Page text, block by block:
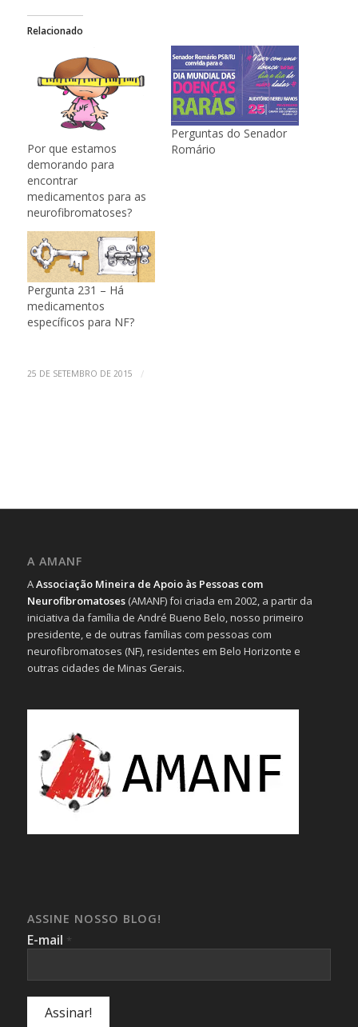
Relacionado
Por que estamos
demorando para
encontrar
medicamentos para as
neurofibromatoses?
Perguntas do Senador
Romário
Pergunta 231 – Há
medicamentos
específicos para NF?
25 DE SETEMBRO DE 2015 /
A AMANF
AAssociação Mineira de Apoio às Pessoas com
Neurofibromatoses(AMANF) foi criada em 2002, a partir da
iniciativa da família de André Bueno Belo, nosso primeiro
presidente, e de outras famílias com pessoas com
neurofibromatoses (NF), residentes em Belo Horizonte e
outras cidades de Minas Gerais.
ASSINE NOSSO BLOG!
E-mail *